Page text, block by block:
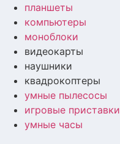
планшеты
компьютеры
моноблоки
видеокарты
наушники
квадрокоптеры
умные пылесосы
игровые приставки
умные часы